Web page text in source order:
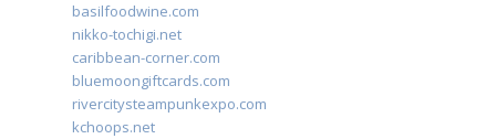
basilfoodwine.com
nikko-tochigi.net
caribbean-corner.com
bluemoongiftcards.com
rivercitysteampunkexpo.com
kchoops.net